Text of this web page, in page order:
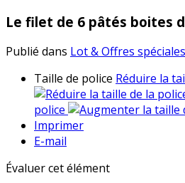
Le filet de 6 pâtés boites
Publié dans Lot & Offres spéciales
Taille de police Réduire la
police
Imprimer
E-mail
Évaluer cet élément